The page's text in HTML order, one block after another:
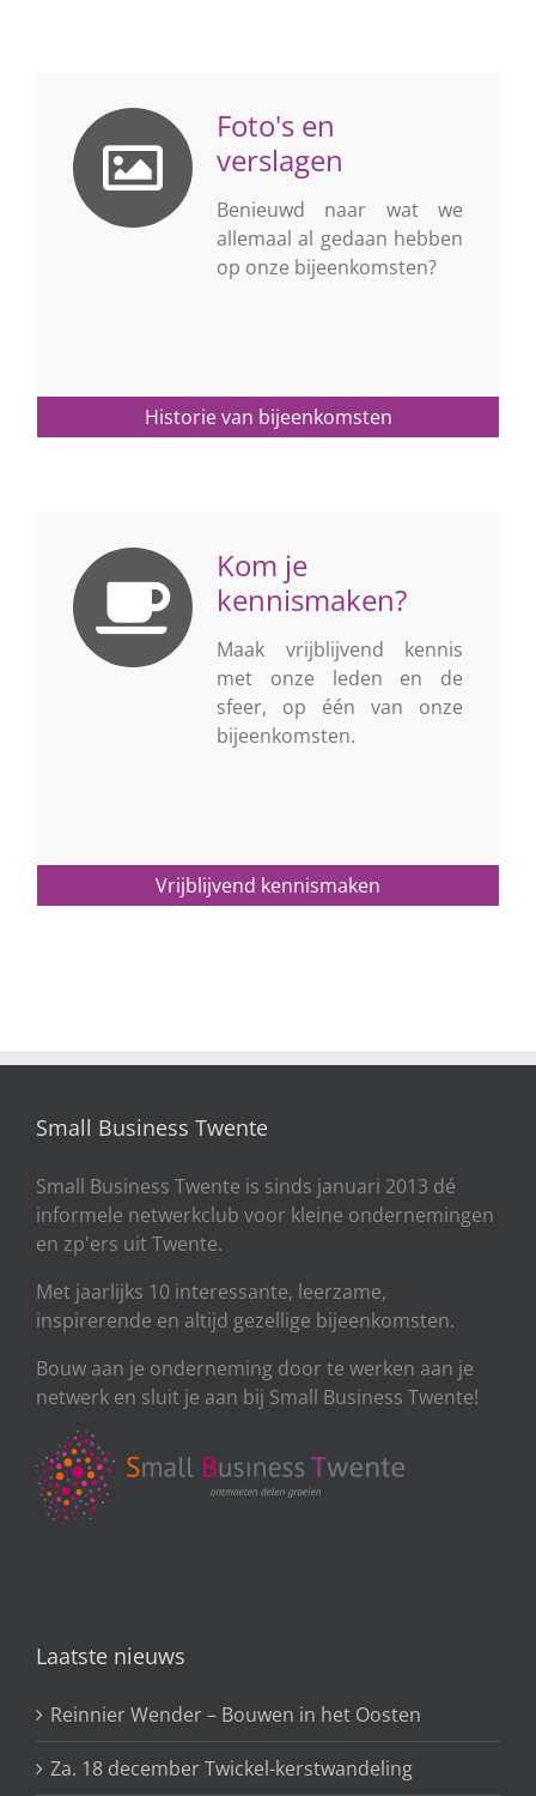
Foto's en
verslagen
Benieuwd naar wat we
allemaal al gedaan hebben
op onze bijeenkomsten?
Historie van bijeenkomsten
Kom je
kennismaken?
Maak vrijblijvend kennis
met onze leden en de
sfeer, op één van onze
bijeenkomsten.
Vrijblijvend kennismaken
Small Business Twente
Small Business Twente is sinds januari 2013 dé
informele netwerkclub voor kleine ondernemingen
en zp'ers uit Twente.
Met jaarlijks 10 interessante, leerzame,
inspirerende en altijd gezellige bijeenkomsten.
Bouw aan je onderneming door te werken aan je
netwerk en sluit je aan bij Small Business Twente!
Laatste nieuws
Reinnier Wender – Bouwen in het Oosten
Za. 18 december Twickel-kerstwandeling